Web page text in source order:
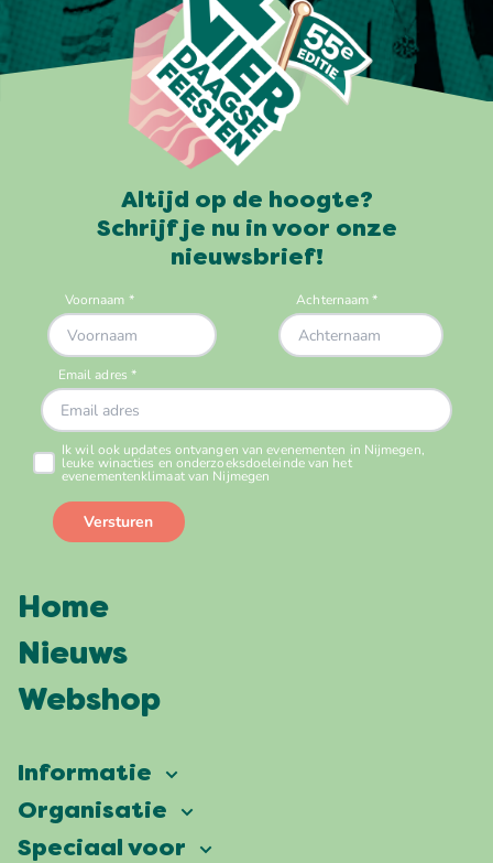
Altijd op de hoogte?
Schrijf je nu in voor onze
nieuwsbrief!
Home
Nieuws
Webshop
Informatie
Vierdaagsefeesten
Veelgestelde vragen
Organisatie
Onze ambitie
Speciaal voor